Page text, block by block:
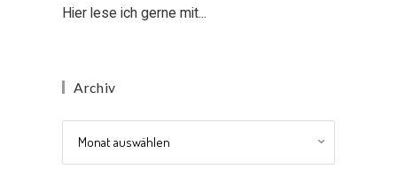
Hier lese ich gerne mit...
Archiv